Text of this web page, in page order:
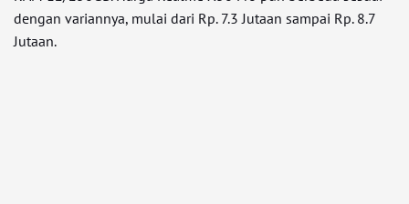
dengan variannya, mulai dari Rp. 7.3 Jutaan sampai Rp. 8.7
Jutaan.